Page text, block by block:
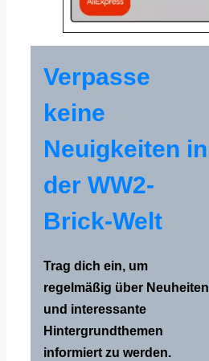
Verpasse
keine
Neuigkeiten in
der WW2-
Brick-Welt
Trag dich ein, um
regelmäßig über Neuheiten
und interessante
Hintergrundthemen
informiert zu werden.